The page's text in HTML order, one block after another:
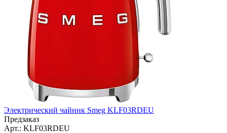
Электрический чайник Smeg KLF03RDEU
Предзаказ
Арт.: KLF03RDEU